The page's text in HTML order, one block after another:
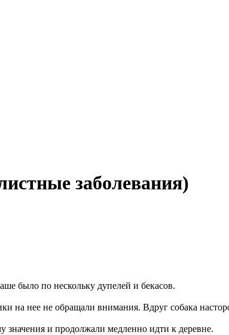
заболевания)
было по нескольку дупелей и бекасов.
на нее не обращали внимания. Вдруг собака
значения и продолжали медленно идти к деревне.